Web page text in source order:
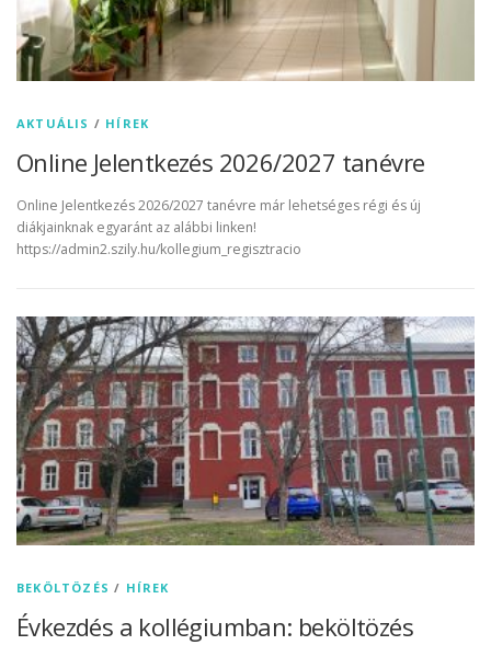
AKTUÁLIS / HÍREK
Online Jelentkezés 2026/2027 tanévre
Online Jelentkezés 2026/2027 tanévre már lehetséges régi és új
diákjainknak egyaránt az alábbi linken!
https://admin2.szily.hu/kollegium_regisztracio
BEKÖLTÖZÉS / HÍREK
Évkezdés a kollégiumban: beköltözés